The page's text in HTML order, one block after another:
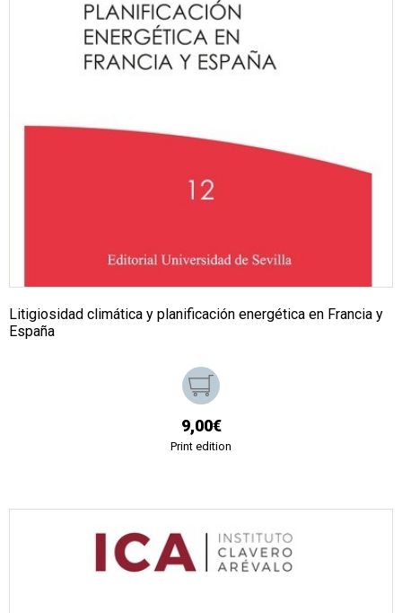
Litigiosidad climática y planificación energética en Francia y
España
9,00€
Print edition